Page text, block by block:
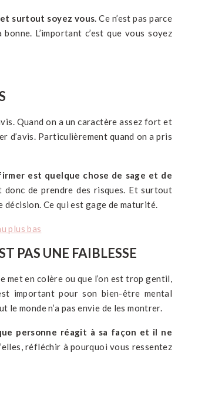
surtout soyez vous. Ce n’est pas parce
L’important c’est que vous soyez
Quand on a un caractère assez fort et
d’avis. Particulièrement quand on a pris
est quelque chose de sage et de
donc de prendre des risques. Et surtout
décision. Ce qui est gage de maturité.
plus bas
PAS UNE FAIBLESSE
met en colère ou que l’on est trop gentil,
important pour son bien-être mental
le monde n’a pas envie de les montrer.
personne réagit à sa façon et il ne
réfléchir à pourquoi vous ressentez